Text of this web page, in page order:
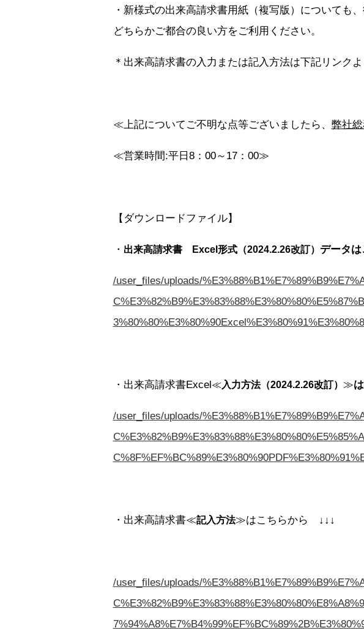
・新様式の出来高請求書用紙（複写版）について
どちらかご都合の良い方をご利用ください。
＊出来高請求書の入力または記入方法は下記リンクよ
≪上記についてご不明な点等ございましたら、 弊社総
≪営業時間:平日8：00～17：00≫
【ダウンロードファイル】
・ 出来高請求書 Excel形式（2024.2.26改訂） データ
/user_files/uploads/
・出来高請求書Excel≪入力方法（2024.2.26改訂） ≫
/user_files/uploads/
・出来高請求書≪記入方法≫はこちらから ↓↓↓
/user_files/uploads/